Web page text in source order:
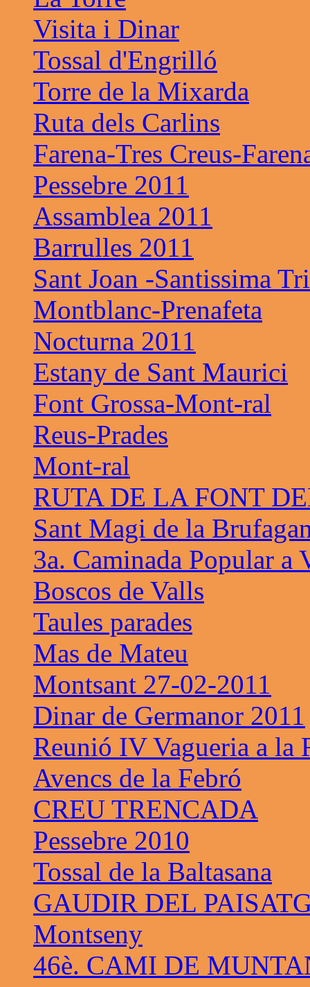
Visita i Dinar
Tossal d'Engrilló
Torre de la Mixarda
Ruta dels Carlins
Farena-Tres Creus-
Pessebre 2011
Assamblea 2011
Barrulles 2011
Sant Joan -Santissima
Montblanc-Prenafeta
Nocturna 2011
Estany de Sant Maurici
Font Grossa-Mont-ral
Reus-Prades
Mont-ral
RUTA DE LA FONT
Sant Magi de la
3a. Caminada Popular a
Boscos de Valls
Taules parades
Mas de Mateu
Montsant 27-02-2011
Dinar de Germanor 2011
Reunió IV Vagueria a la
Avencs de la Febró
CREU TRENCADA
Pessebre 2010
Tossal de la Baltasana
GAUDIR DEL
Montseny
46è. CAMI DE